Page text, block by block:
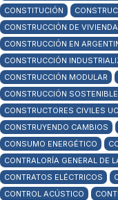
CONSTITUCIÓN
CONSTRUCCIÓN DE
CONSTRUCCIÓN EN
CONSTRUCCIÓN
CONSTRUCCIÓN MODULAR
CONSTRUCCIÓN SOSTENIBLE
CONSTRUCTORES CIVILES UC
CONSTRUYENDO CAMBIOS
CONSUMO ENERGÉTICO
CONTRALORÍA GENERAL DE
CONTRATOS ELÉCTRICOS
CONTROL ACÚSTICO